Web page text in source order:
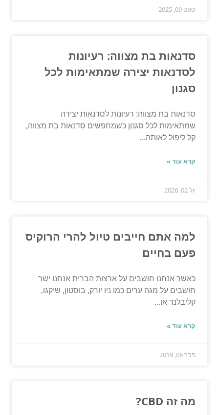
ספט 09, 2025
סדנאות בת מצווה: רעיונות
לסדנאות יצירה שמתאימות לכל
סגנון
סדנאות בת מצווה: רעיונות לסדנאות יצירה
שמתאימות לכל סגנון כשמחפשים סדנאות בת מצווה,
קל ליפול לאותה...
קרא עוד »
יול 02, 2026
למה אתם חייבים טיול להרי הרוקיס
פעם בחיים
כאשר אנחנו חושבים על ארצות הברית אנחנו ישר
חושבים על מגה ערים כמו ניו יורק, בוסטון, שיקגו,
קליבלנד או...
קרא עוד »
פבר 06, 2019
מה זה CBD?